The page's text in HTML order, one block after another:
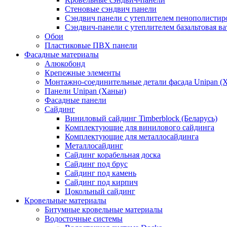
Стеновые сэндвич панели
Сэндвич панели с утеплителем
Сэндвич-панели с утеплителем базальтовая
Обои
Пластиковые ПВХ панели
Фасадные материалы
Алюкобонд
Крепежные элементы
Монтажно-соединительные детали фасада Unipan
Панели Unipan (Ханьи)
Фасадные панели
Сайдинг
Виниловый сайдинг Timberblock (Беларусь)
Комплектующие для винилового сайдинга
Комплектующие для металлосайдинга
Металлосайдинг
Сайдинг корабельная доска
Сайдинг под брус
Сайдинг под камень
Сайдинг под кирпич
Цокольный сайдинг
Кровельные материалы
Битумные кровельные материалы
Водосточные системы